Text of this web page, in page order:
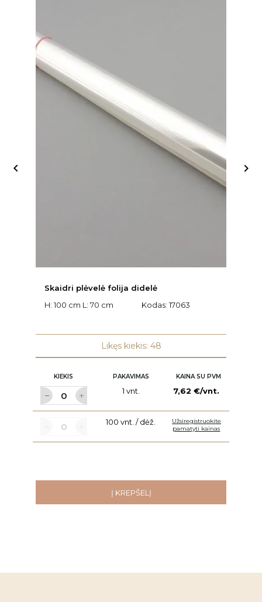
Skaidri plėvelė folija didelė
H: 100 cm L: 70 cm
Kodas:17063
Likęs kiekis: 48
KIEKIS PAKAVIMAS KAINA SU PVM
1 vnt. 7,62 €/vnt.
100 vnt. / dėž.
Užsiregistruokite
pamatyti kainas
Į KREPŠELĮ
 